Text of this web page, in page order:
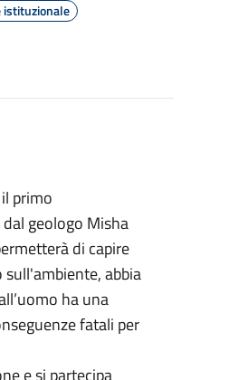
istituzionale
primo
geologo Misha
di capire
abbia
ha una
fatali per
e si partecipa